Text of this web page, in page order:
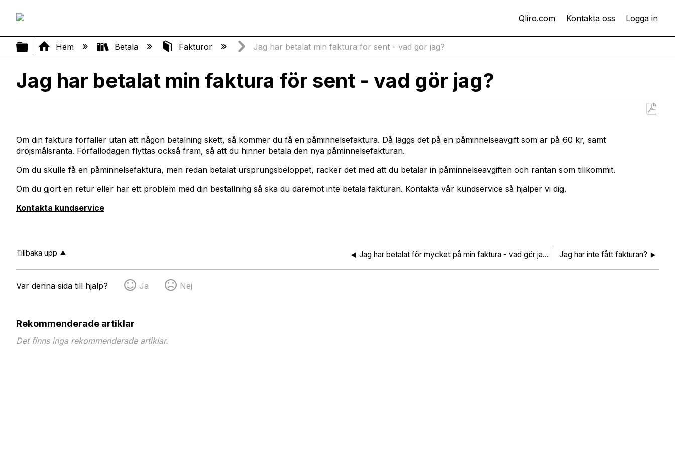
Qliro.com Kontakta oss Logga in
Expandera/minimera global hierarki
Hem Betala Fakturor Jag har betalat min faktura för sent - vad gör jag?
Jag har betalat min faktura för sent - vad gör jag?
Om din faktura förfaller utan att någon betalning skett, så kommer du få en påminnelsefaktura. Då läggs det på en påminnelseavgift som är på 60 kr, samt
dröjsmålsränta. Förfallodagen flyttas också fram, så att du hinner betala den nya påminnelsefakturan.
Om du skulle få en påminnelsefaktura, men redan betalat ursprungsbeloppet, räcker det med att du betalar in påminnelseavgiften och räntan som tillkommit.
Om du gjort en retur eller har ett problem med din beställning så ska du däremot inte betala fakturan. Kontakta vår kundservice så hjälper vi dig.
Kontakta kundservice
Tillbaka upp Jag har betalat för mycket på min faktura - vad gör jag? Jag har inte fått fakturan?
Var denna sida till hjälp? Ja Nej
Rekommenderade artiklar
Det finns inga rekommenderade artiklar.